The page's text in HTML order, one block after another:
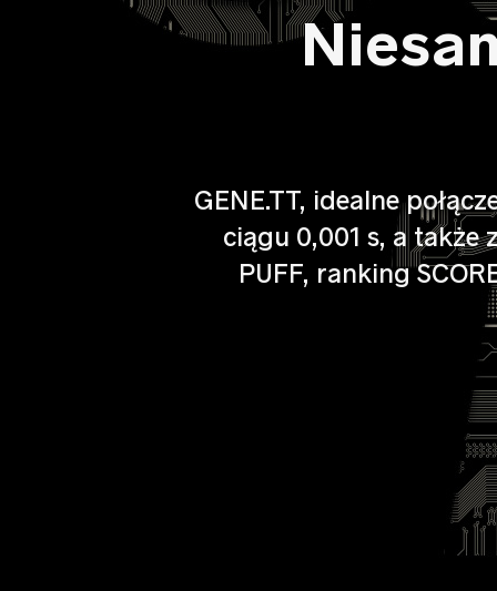
GENE.TT, idealne
ciągu 0,001 s, a
PUFF, ranking